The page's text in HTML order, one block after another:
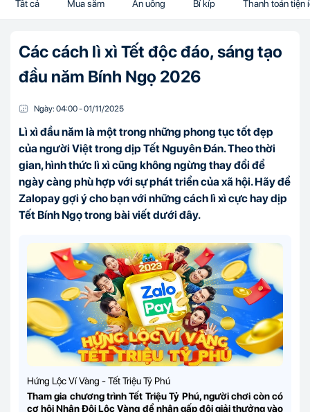
Tất cả Mua sắm Ăn uống Bí kíp Thanh toán tiện
Các cách lì xì Tết độc đáo, sáng tạo
đầu năm Bính Ngọ 2026
Ngày: 04:00-01/11/2025
Lì xì đầu năm là một trong những phong tục tốt đẹp
của người Việt trong dịp Tết Nguyên Đán. Theo thời
gian, hình thức lì xì cũng không ngừng thay đổi để
ngày càng phù hợp với sự phát triển của xã hội. Hãy để
Zalopay gợi ý cho bạn với những cách lì xì cực hay dịp
Tết Bính Ngọ trong bài viết dưới đây.
Hứng Lộc Ví Vàng - Tết Triệu Tỷ Phú
Tham gia chương trìnhTết Triệu Tỷ Phú,người chơi còn có
cơ hộiNhân Đôi Lộc Vàng để nhận gấp đôi giải thưởng vào